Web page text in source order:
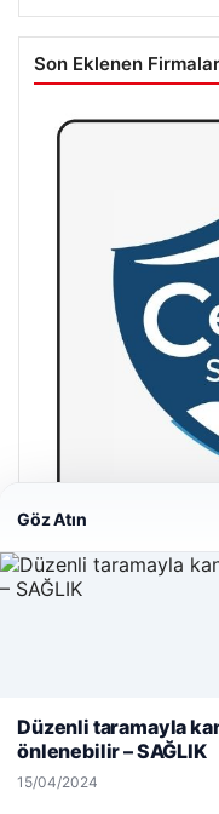
Son Eklenen Firmalar
Hastaş Beton
Web sitemizi nasıl
kullanıyoruz.Çerez
Göz Atın
Düzenli taramayla
önlenebilir – SAĞLIK
15/04/2024